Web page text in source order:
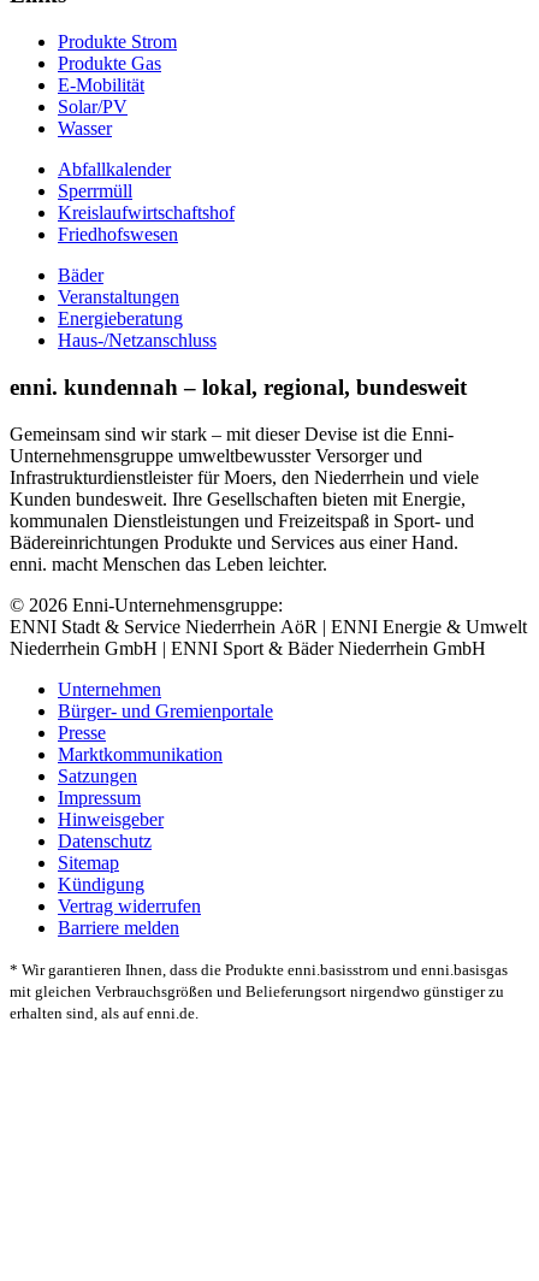
Produkte Strom
Produkte Gas
E-Mobilität
Solar/PV
Wasser
Abfallkalender
Sperrmüll
Kreislaufwirtschaftshof
Friedhofswesen
Bäder
Veranstaltungen
Energieberatung
Haus-/Netzanschluss
enni. kundennah – lokal, regional, bundesweit
Gemeinsam sind wir stark – mit dieser Devise ist die Enni-
Unternehmensgruppe umweltbewusster Versorger und
Infrastrukturdienstleister für Moers, den Niederrhein und viele
Kunden bundesweit. Ihre Gesellschaften bieten mit Energie,
kommunalen Dienstleistungen und Freizeitspaß in Sport- und
Bädereinrichtungen Produkte und Services aus einer Hand.
enni. macht Menschen das Leben leichter.
© 2026 Enni-Unternehmensgruppe:
ENNI Stadt & Service Niederrhein AöR | ENNI Energie & Umwelt
Niederrhein GmbH | ENNI Sport & Bäder Niederrhein GmbH
Unternehmen
Bürger- und Gremienportale
Presse
Marktkommunikation
Satzungen
Impressum
Hinweisgeber
Datenschutz
Sitemap
Kündigung
Vertrag widerrufen
Barriere melden
* Wir garantieren Ihnen, dass die Produkte enni.basisstrom und enni.basisgas
mit gleichen Verbrauchsgrößen und Belieferungsort nirgendwo günstiger zu
erhalten sind, als auf enni.de.